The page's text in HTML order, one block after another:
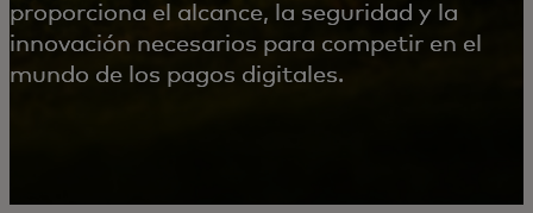
proporciona el alcance, la seguridad y la
innovación necesarios para competir en el
mundo de los pagos digitales.